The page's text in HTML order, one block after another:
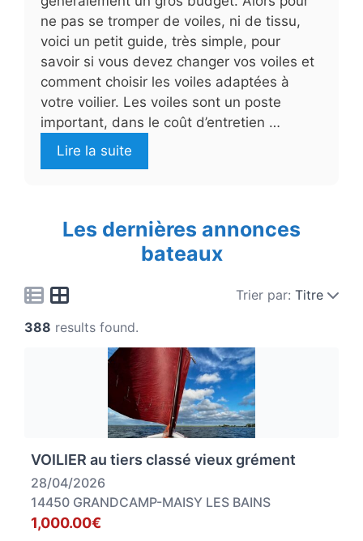
ne pas se tromper de voiles, ni de tissu,
voici un petit guide, très simple, pour
savoir si vous devez changer vos voiles et
comment choisir les voiles adaptées à
votre voilier. Les voiles sont un poste
important, dans le coût d’entretien …
Lire la suite
Les dernières annonces
bateaux
Trier par: Titre
388 results found.
VOILIER au tiers classé vieux grément
28/04/2026
14450 GRANDCAMP-MAISY LES BAINS
1,000.00€